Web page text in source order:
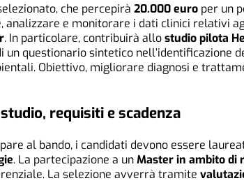
che percepirà 20.000 euro per un
analizzare e monitorare i dati clinici relativi
. In particolare, contribuirà allostudio pilota
un questionario sintetico nell’identificazione
Obiettivo, migliorare diagnosi e
requisiti e scadenza
al bando, i candidati devono essere
. La partecipazione a unMaster in ambito di
La selezione avverrà tramite